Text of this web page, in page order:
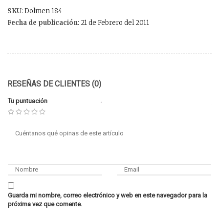
SKU: Dolmen 184
Fecha de publicación: 21 de Febrero del 2011
RESEÑAS DE CLIENTES (0)
Tu puntuación
Guarda mi nombre, correo electrónico y web en este navegador para la
próxima vez que comente.